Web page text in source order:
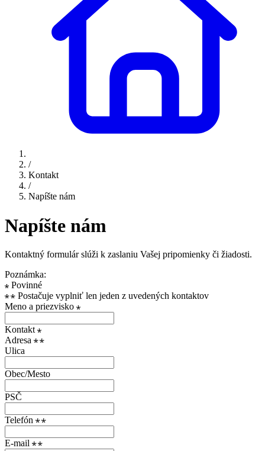
/
Kontakt
/
Napíšte nám
Napíšte nám
Kontaktný formulár slúži k zaslaniu Vašej pripomienky či žiadosti.
Poznámka:
Povinné
Postačuje vyplniť len jeden z uvedených kontaktov
Meno a priezvisko
Kontakt
Adresa
Ulica
Obec/Mesto
PSČ
Telefón
E-mail